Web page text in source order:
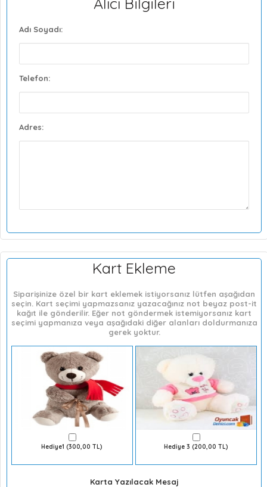
Adı Soyadı:
Telefon:
Adres:
Kart Ekleme
Siparişinize özel bir kart eklemek istiyorsanız lütfen aşağıdan
seçin. Kart seçimi yapmazsanız yazacağınız not beyaz post-it
kağıt ile gönderilir. Eğer not göndermek istemiyorsanız kart
seçimi yapmanıza veya aşağıdaki diğer alanları doldurmanıza
gerek yoktur.
Hediye1 (300,00 TL) Hediye 3 (200,00 TL)
Karta Yazılacak Mesaj